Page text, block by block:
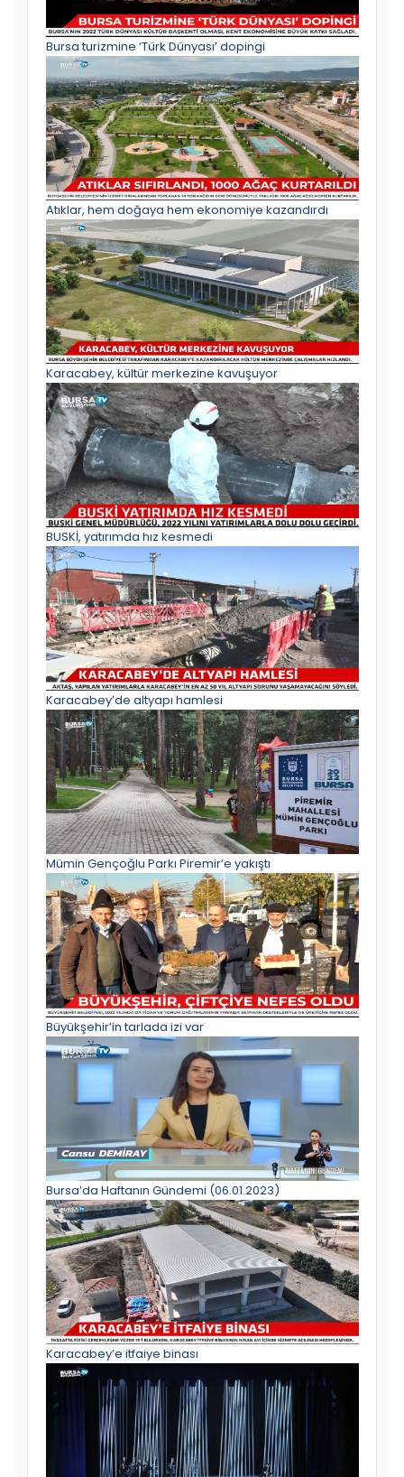
Bursa turizmine ‘Türk Dünyası’ dopingi
Atıklar, hem doğaya hem ekonomiye kazandırdı
Karacabey, kültür merkezine kavuşuyor
BUSKİ, yatırımda hız kesmedi
Karacabey’de altyapı hamlesi
Mümin Gençoğlu Parkı Piremir’e yakıştı
Büyükşehir’in tarlada izi var
Bursa’da Haftanın Gündemi (06.01.2023)
Karacabey’e itfaiye binası